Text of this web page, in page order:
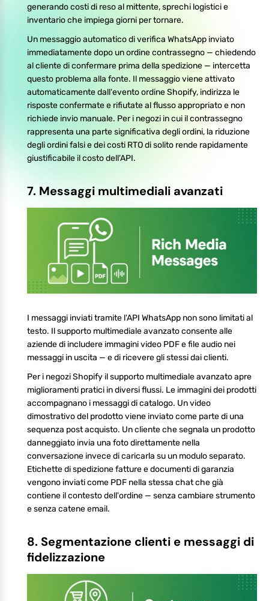
generando costi di reso al mittente, sprechi logistici e
inventario che impiega giorni per tornare.
Un messaggio automatico di verifica WhatsApp inviato
immediatamente dopo un ordine contrassegno — chiedendo
al cliente di confermare prima della spedizione — intercetta
questo problema alla fonte. Il messaggio viene attivato
automaticamente dall'evento ordine Shopify, indirizza le
risposte confermate e rifiutate al flusso appropriato e non
richiede invio manuale. Per i negozi in cui il contrassegno
rappresenta una parte significativa degli ordini, la riduzione
degli ordini falsi e dei costi RTO di solito rende rapidamente
giustificabile il costo dell'API.
7. Messaggi multimediali avanzati
I messaggi inviati tramite l'API WhatsApp non sono limitati al
testo. Il supporto multimediale avanzato consente alle
aziende di includere immagini video PDF e file audio nei
messaggi in uscita — e di ricevere gli stessi dai clienti.
Per i negozi Shopify il supporto multimediale avanzato apre
miglioramenti pratici in diversi flussi. Le immagini dei prodotti
accompagnano i messaggi di catalogo. Un video
dimostrativo del prodotto viene inviato come parte di una
sequenza post acquisto. Un cliente che segnala un prodotto
danneggiato invia una foto direttamente nella
conversazione invece di caricarla su un modulo separato.
Etichette di spedizione fatture e documenti di garanzia
vengono inviati come PDF nella stessa chat che già
contiene il contesto dell'ordine — senza cambiare strumento
e senza catene email.
8. Segmentazione clienti e messaggi di
fidelizzazione